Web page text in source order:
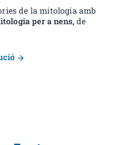
de la mitologia amb
per a nens, de